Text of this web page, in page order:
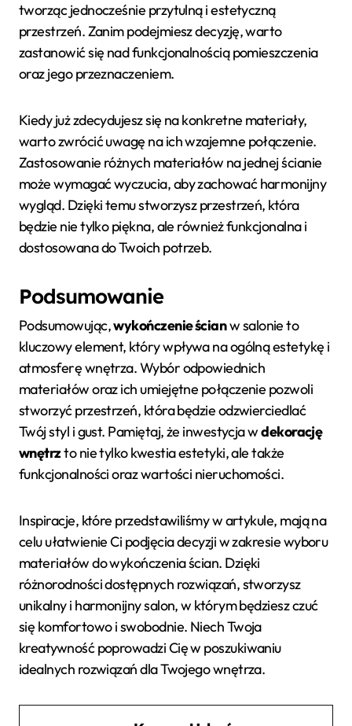
tworząc jednocześnie przytulną i estetyczną
przestrzeń. Zanim podejmiesz decyzję, warto
zastanowić się nad funkcjonalnością pomieszczenia
oraz jego przeznaczeniem.
Kiedy już zdecydujesz się na konkretne materiały,
warto zwrócić uwagę na ich wzajemne połączenie.
Zastosowanie różnych materiałów na jednej ścianie
może wymagać wyczucia, aby zachować harmonijny
wygląd. Dzięki temu stworzysz przestrzeń, która
będzie nie tylko piękna, ale również funkcjonalna i
dostosowana do Twoich potrzeb.
Podsumowanie
Podsumowując,wykończenie ścianw salonie to
kluczowy element, który wpływa na ogólną estetykę i
atmosferę wnętrza. Wybór odpowiednich
materiałów oraz ich umiejętne połączenie pozwoli
stworzyć przestrzeń, która będzie odzwierciedlać
Twój styl i gust. Pamiętaj, że inwestycja wdekorację
wnętrzto nie tylko kwestia estetyki, ale także
funkcjonalności oraz wartości nieruchomości.
Inspiracje, które przedstawiliśmy w artykule, mają na
celu ułatwienie Ci podjęcia decyzji w zakresie wyboru
materiałów do wykończenia ścian. Dzięki
różnorodności dostępnych rozwiązań, stworzysz
unikalny i harmonijny salon, w którym będziesz czuć
się komfortowo i swobodnie. Niech Twoja
kreatywność poprowadzi Cię w poszukiwaniu
idealnych rozwiązań dla Twojego wnętrza.